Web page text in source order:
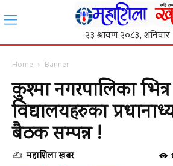
Home Banner
कुश्मा नगरपालिका
विद्यालयहरुका
बैठक सम्पन्न !
✍ महाशिला खबर